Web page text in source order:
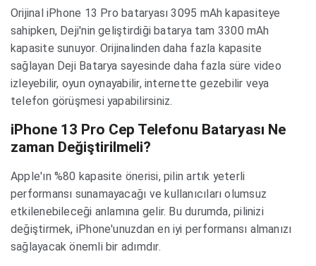
Orijinal iPhone 13 Pro bataryası 3095 mAh kapasiteye
sahipken, Deji'nin geliştirdiği batarya tam 3300 mAh
kapasite sunuyor. Orijinalinden daha fazla kapasite
sağlayan Deji Batarya sayesinde daha fazla süre video
izleyebilir, oyun oynayabilir, internette gezebilir veya
telefon görüşmesi yapabilirsiniz.
iPhone 13 Pro Cep Telefonu Bataryası Ne
zaman Değiştirilmeli?
Apple'ın %80 kapasite önerisi, pilin artık yeterli
performansı sunamayacağı ve kullanıcıları olumsuz
etkilenebileceği anlamına gelir. Bu durumda, pilinizi
değiştirmek, iPhone'unuzdan en iyi performansı almanızı
sağlayacak önemli bir adımdır.